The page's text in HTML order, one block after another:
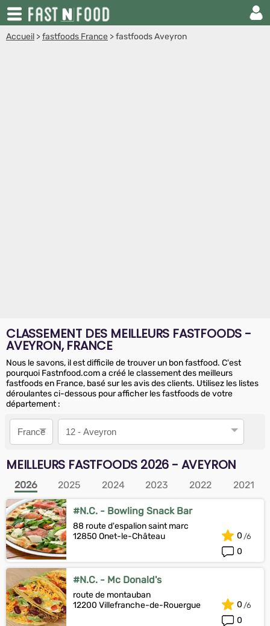
Accueil >fastfoods France >fastfoods Aveyron
CLASSEMENT DES MEILLEURS FASTFOODS -
AVEYRON, FRANCE
Nous le savons, il est difficile de trouver un bon fastfood. C'est
pourquoi Fastnfood.com a créé le classement des meilleurs
fastfoods en France, basé sur les avis des clients. Utilisez les listes
déroulantes ci-dessous pour afficher les fastfoods de votre
département :
Pays
Département
MEILLEURS FASTFOODS 2026 - AVEYRON
2026 2025 2024 2023 2022 2021
#N.C. - Bowling Snack Bar
88 route d'espalion saint marc
12850 Onet-le-Château
0
0
#N.C. - Mc Donald's
route de montauban
12200 Villefranche-de-Rouergue
0
0